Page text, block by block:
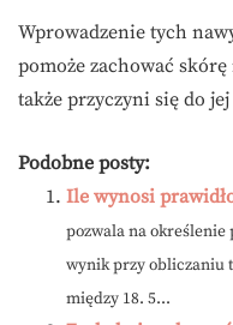
Wprowadzenie tych
pomoże zachować
także przyczyni się do
Podobne posty:
Ile wynosi
pozwala na określenie
wynik przy obliczaniu
między 18. 5...